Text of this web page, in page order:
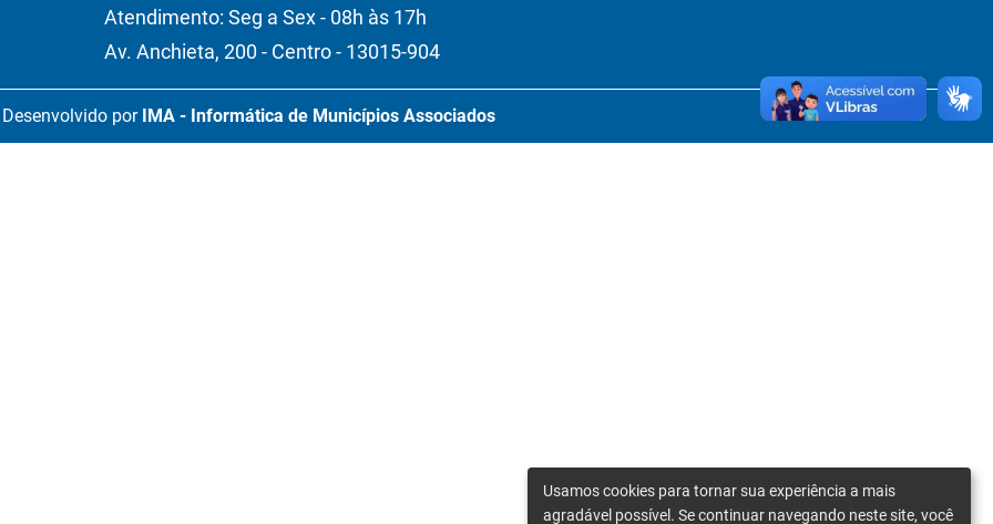
Atendimento: Seg a Sex - 08h às 17h
Av. Anchieta, 200 - Centro - 13015-904
Desenvolvido por IMA - Informática de Municípios Associados
Usamos cookies para tornar sua experiência a mais
agradável possível. Se continuar navegando neste site, você